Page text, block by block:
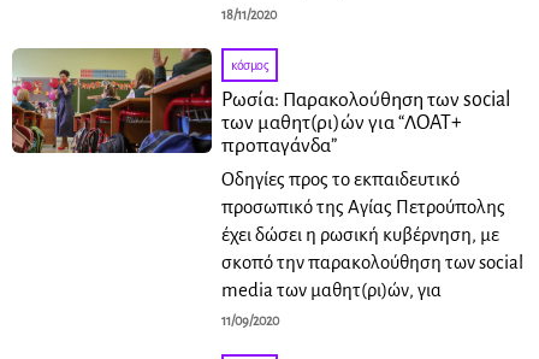
18/11/2020
κόσμος
Ρωσία: Παρακολούθηση των social
των μαθητ(ρι)ών για “ΛΟΑΤ+
προπαγάνδα”
Οδηγίες προς το εκπαιδευτικό
προσωπικό της Αγίας Πετρούπολης
έχει δώσει η ρωσική κυβέρνηση, με
σκοπό την παρακολούθηση των social
media των μαθητ(ρι)ών, για
11/09/2020